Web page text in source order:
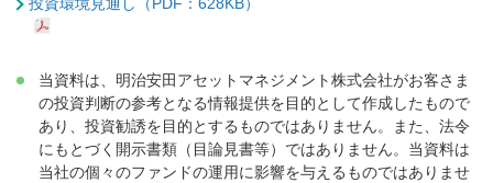
投資環境見通し（PDF：628KB）
当資料は、明治安田アセットマネジメント株式会社がお客さま
の投資判断の参考となる情報提供を目的として作成したもので
あり、投資勧誘を目的とするものではありません。また、法令
にもとづく開示書類（目論見書等）ではありません。当資料は
当社の個々のファンドの運用に影響を与えるものではありませ